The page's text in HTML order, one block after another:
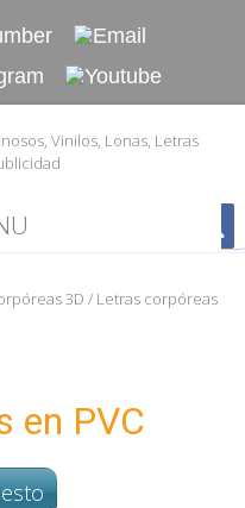
3D / Letras corpóreas
en PVC